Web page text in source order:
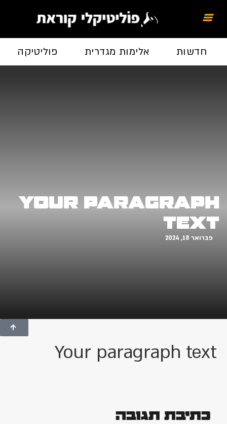
חדשות אלימות מגדרית פוליטיקה
Your paragraph
text
פברואר 18, 2024
Your paragraph text
כתיבת תגובה